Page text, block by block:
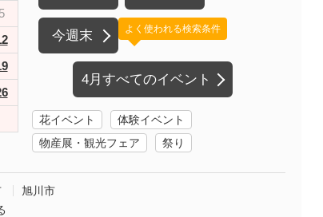
今週末
4月すべてのイベント
よく使われる検索条件
花イベント
体験イベント
物産展・観光フェア
祭り
旭川市